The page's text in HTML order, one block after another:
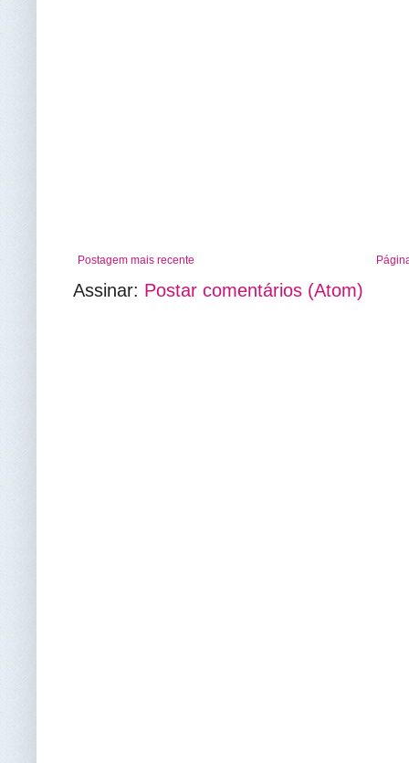
Postagem mais recente
Assinar: Postar comentários (Atom)